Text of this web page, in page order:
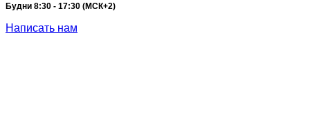
Будни 8:30 - 17:30 (МСК+2)
Написать нам